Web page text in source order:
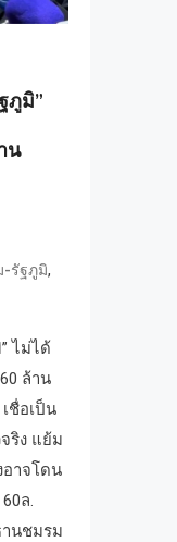
ภูมิ”
น
รัฐภูมิ,
ไม่ได้
ล้าน
ชื่อเป็น
ริง แย้ม
อาจโดน
60ล.
นชมรม